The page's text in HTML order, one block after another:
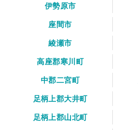
伊勢原市
座間市
綾瀬市
高座郡寒川町
中郡二宮町
足柄上郡大井町
足柄上郡山北町